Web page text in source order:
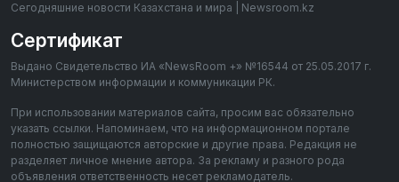
Сегодняшние новости Казахстана и мира | Newsroom.kz
Сертификат
Выдано Свидетельство ИА «NewsRoom +» №16544 от 25.05.2017 г.
Министерством информации и коммуникации РК.
При использовании материалов сайта, просим вас обязательно
указать ссылки. Напоминаем, что на информационном портале
полностью защищаются авторские и другие права. Редакция не
разделяет личное мнение автора. За рекламу и разного рода
объявления ответственность несет рекламодатель.